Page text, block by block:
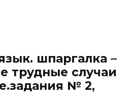
шпаргалка –
трудные случаи
№ 2,